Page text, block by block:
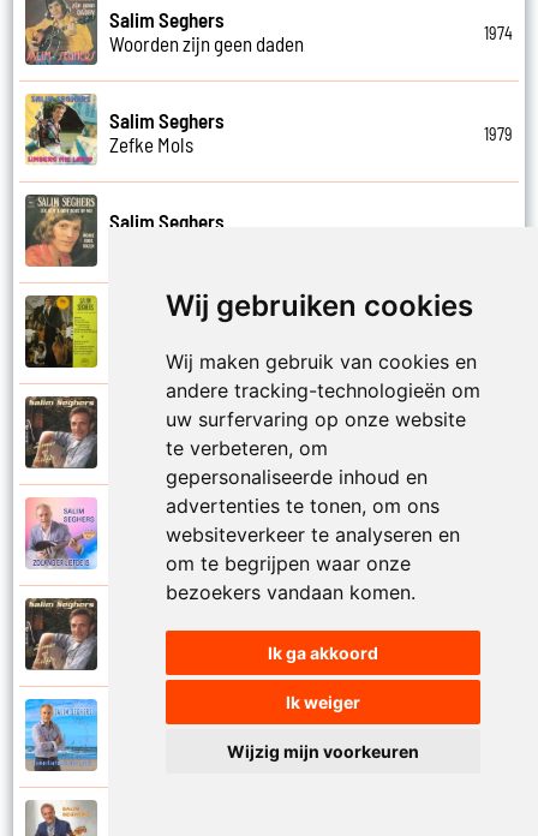
Wij gebruiken cookies
Wij maken gebruik van cookies en
andere tracking-technologieën om
uw surfervaring op onze website
te verbeteren, om
gepersonaliseerde inhoud en
advertenties te tonen, om ons
websiteverkeer te analyseren en
om te begrijpen waar onze
bezoekers vandaan komen.
Ik ga akkoord
Ik weiger
Wijzig mijn voorkeuren
Salim Seghers
Woorden zijn geen daden
1974
Salim Seghers
Zefke Mols
1979
Salim Seghers
Salim Seghers
Salim Seghers
Zeven nachten geef ik jou
Salim Seghers
Zolang er liefde is
2002
Salim Seghers
Zomerliefde is zo mooi